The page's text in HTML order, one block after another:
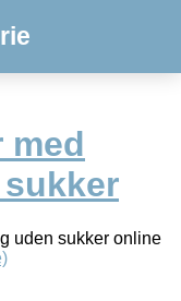
uden sukker online